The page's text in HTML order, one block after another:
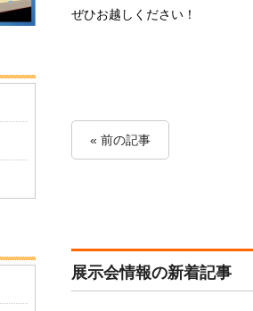
ぜひお越しください！
« 前の記事
展示会情報の新着記事